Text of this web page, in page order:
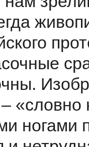
«словно
ногами